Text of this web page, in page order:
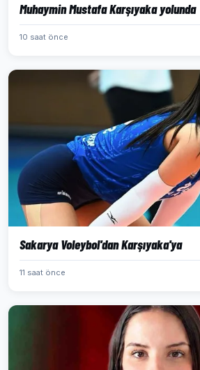
Muhaymin Mustafa Karşıyaka yolunda
10 saat önce
Sakarya Voleybol'dan Karşıyaka'ya
11 saat önce